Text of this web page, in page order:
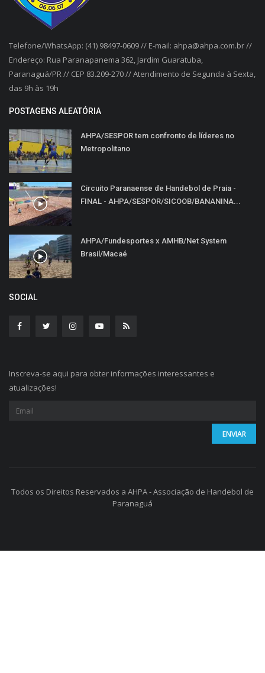
Telefone/WhatsApp: (41) 98497-0609 // E-mail: ahpa@ahpa.com.br //
Endereço: Rua Paranapanema 362, Jardim Guaratuba,
Paranaguá/PR // CEP 83.209-270 // Atendimento de Segunda à Sexta,
das 9h às 19h
POSTAGENS ALEATÓRIA
AHPA/SESPOR tem confronto de líderes no
Metropolitano
Circuito Paranaense de Handebol de Praia -
FINAL - AHPA/SESPOR/SICOOB/BANANINA...
AHPA/Fundesportes x AMHB/Net System
Brasil/Macaé
SOCIAL
Inscreva-se aqui para obter informações interessantes e
atualizações!
Todos os Direitos Reservados a AHPA - Associação de Handebol de
Paranaguá